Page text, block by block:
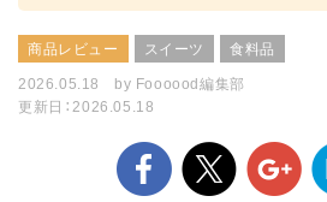
商品レビュー スイーツ
食料品
2026.05.18
by Foooood編集部
更新日：2026.05.18